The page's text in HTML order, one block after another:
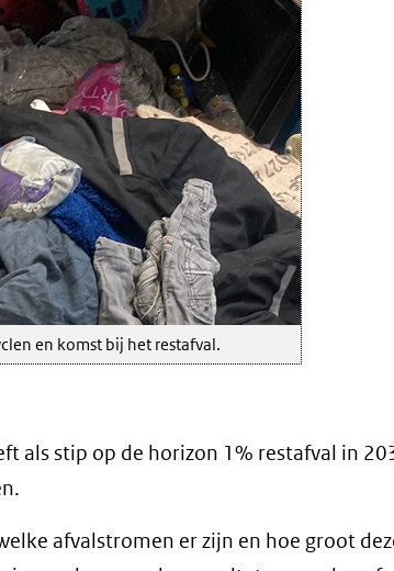
en komst bij het restafval.
als stip op de horizon 1% restafval in
afvalstromen er zijn en hoe groot